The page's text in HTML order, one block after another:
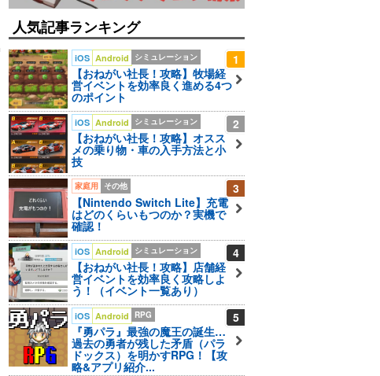
人気記事ランキング
1
iOS Android シミュレーション
【おねがい社長！攻略】牧場経
営イベントを効率良く進める4つ
のポイント
2
iOS Android シミュレーション
【おねがい社長！攻略】オスス
メの乗り物・車の入手方法と小
技
3
家庭用 その他
【Nintendo Switch Lite】充電
はどのくらいもつのか？実機で
確認！
4
iOS Android シミュレーション
【おねがい社長！攻略】店舗経
営イベントを効率良く攻略しよ
う！（イベント一覧あり）
5
iOS Android RPG
『勇パラ』最強の魔王の誕生…
過去の勇者が残した矛盾（パラ
ドックス）を明かすRPG！【攻
略&アプリ紹介...